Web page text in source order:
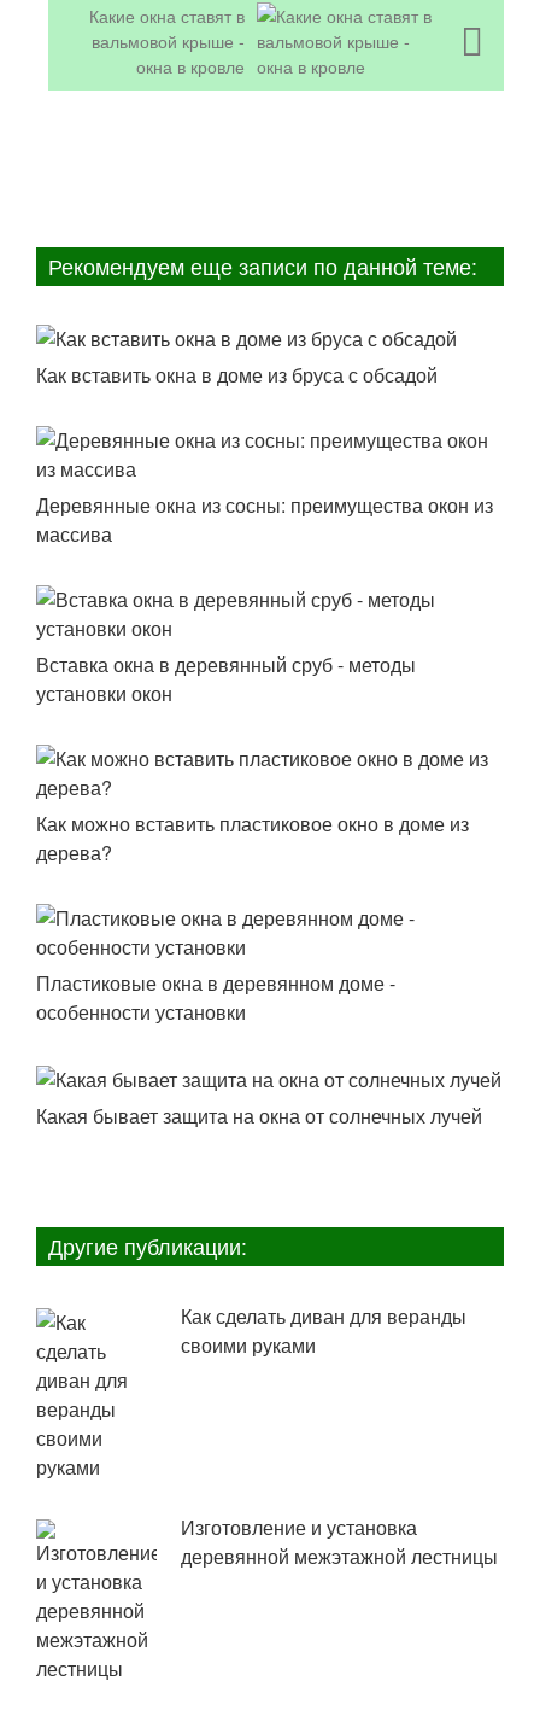
Какие окна ставят в
вальмовой крыше -
окна в кровле
Рекомендуем еще записи по данной теме:
Как вставить окна в доме из бруса с обсадой
Деревянные окна из сосны: преимущества окон из
массива
Вставка окна в деревянный сруб - методы
установки окон
Как можно вставить пластиковое окно в доме из
дерева?
Пластиковые окна в деревянном доме -
особенности установки
Какая бывает защита на окна от солнечных лучей
Другие публикации:
Как сделать диван для веранды
своими руками
Изготовление и установка
деревянной межэтажной лестницы